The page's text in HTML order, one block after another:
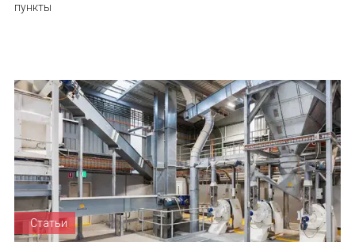
пункты
Статьи